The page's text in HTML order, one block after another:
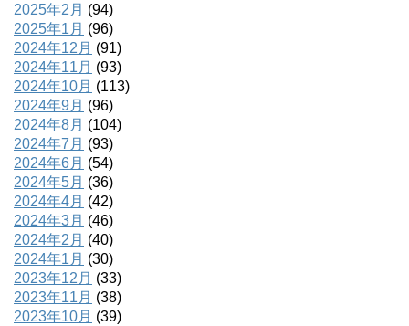
2025年2月 (94)
2025年1月 (96)
2024年12月 (91)
2024年11月 (93)
2024年10月 (113)
2024年9月 (96)
2024年8月 (104)
2024年7月 (93)
2024年6月 (54)
2024年5月 (36)
2024年4月 (42)
2024年3月 (46)
2024年2月 (40)
2024年1月 (30)
2023年12月 (33)
2023年11月 (38)
2023年10月 (39)